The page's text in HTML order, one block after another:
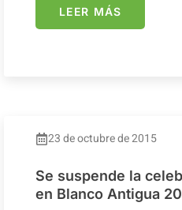
LEER MÁS
23 de octubre de 2015
Se suspende la
en Blanco Antigua